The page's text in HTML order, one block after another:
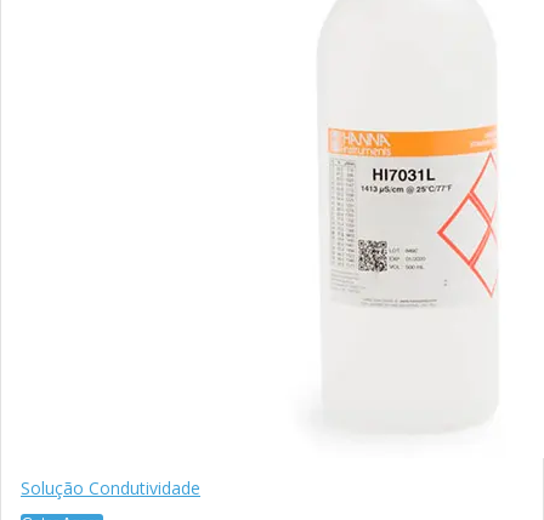
Solução Condutividade